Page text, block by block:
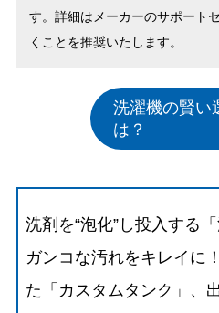
す。詳細はメーカーのサポート
くことを推奨いたします。
洗濯機の賢い
は？
洗剤を“泡化”し投入する
ガンコな汚れをキレイに
た「カスタムタンク」、